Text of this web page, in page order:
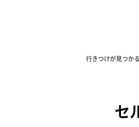
行きつけが見つか
セ